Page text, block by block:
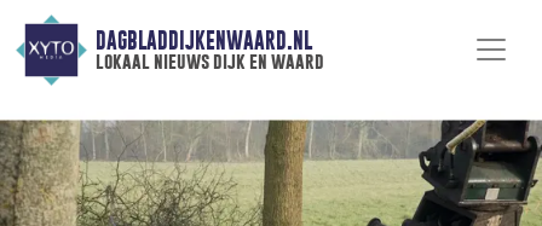
DAGBLADDIJKENWAARD.NL
lokaal nieuws dijk en waard